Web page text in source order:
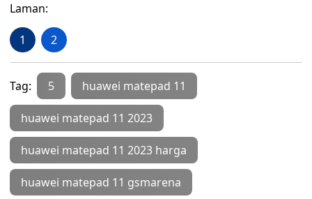
Laman:
1 2
Tag: 5 huawei matepad 11
huawei matepad 11 2023
huawei matepad 11 2023 harga
huawei matepad 11 gsmarena